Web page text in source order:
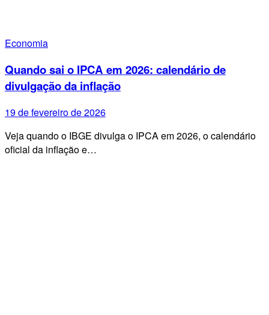
Economia
Quando sai o IPCA em 2026: calendário de
divulgação da inflação
19 de fevereiro de 2026
Veja quando o IBGE divulga o IPCA em 2026, o calendário
oficial da inflação e…